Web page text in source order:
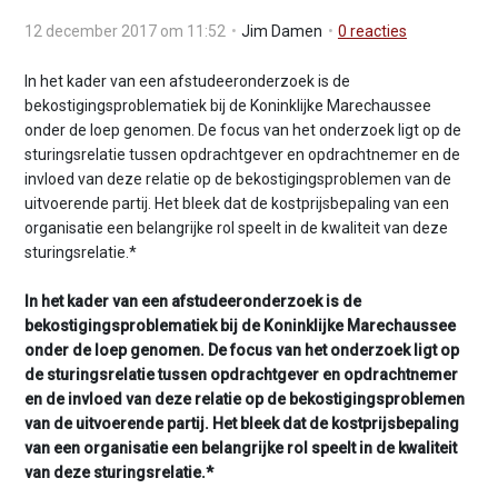
a
t
o
n
J
u
m
t
o
m
a
n
c
o
12 december 2017 om 11:52 Jim Damen 0 reacties
In het kader van een afstudeeronderzoek is de
bekostigingsproblematiek bij de Koninklijke Marechaussee
onder de loep genomen. De focus van het onderzoek ligt op de
sturings­relatie tussen opdrachtgever en opdrachtnemer en de
invloed van deze relatie op de bekostigingsproblemen van de
uitvoerende partij. Het bleek dat de kostprijsbepaling van een
organisatie een belangrijke rol speelt in de kwaliteit van deze
sturingsrelatie.*
In het kader van een afstudeeronderzoek is de
bekostigingsproblematiek bij de Koninklijke Marechaussee
onder de loep genomen. De focus van het onderzoek ligt op
de sturings­relatie tussen opdrachtgever en opdrachtnemer
en de invloed van deze relatie op de bekostigingsproblemen
van de uitvoerende partij. Het bleek dat de kostprijsbepaling
van een organisatie een belangrijke rol speelt in de kwaliteit
van deze sturingsrelatie.*